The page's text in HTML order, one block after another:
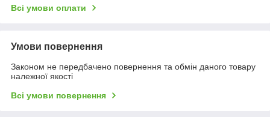
Всі умови оплати
Умови повернення
Законом не передбачено повернення та обмін даного товару
належної якості
Всі умови повернення